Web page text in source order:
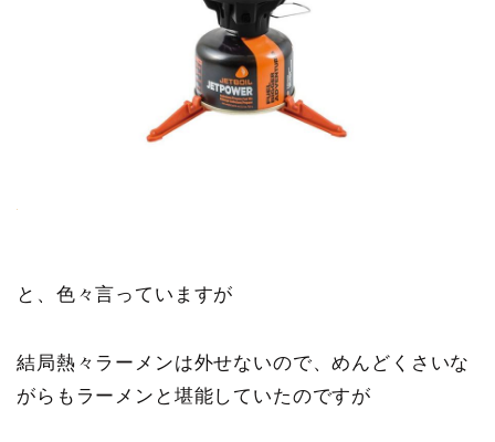
と、色々言っていますが
結局熱々ラーメンは外せないので、めんどくさいな
がらもラーメンと堪能していたのですが